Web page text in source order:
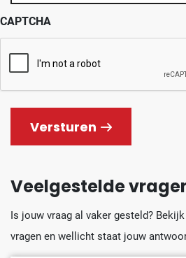
CAPTCHA
Versturen
Veelgestelde
Is jouw vraag al vaker gesteld?
vragen en wellicht staat jouw